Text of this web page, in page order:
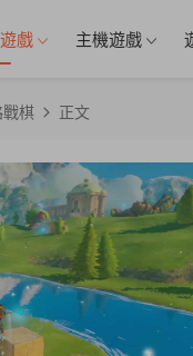
戲 主機遊戲
戰棋 正文